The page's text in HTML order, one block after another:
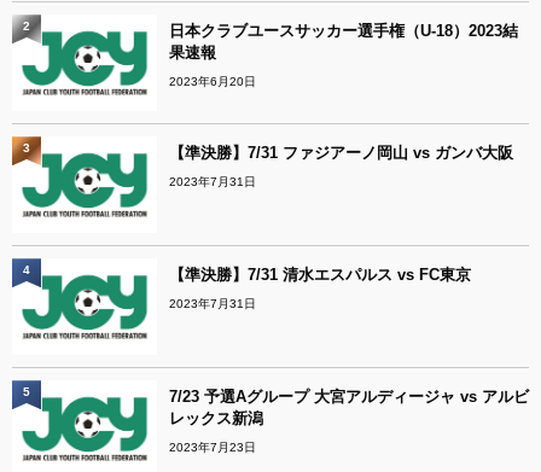
日本クラブユースサッカー選手権（U-18）2023結
果速報
2023年6月20日
2
【準決勝】7/31 ファジアーノ岡山 vs ガンバ大阪
2023年7月31日
3
【準決勝】7/31 清水エスパルス vs FC東京
2023年7月31日
4
7/23 予選Aグループ 大宮アルディージャ vs アルビ
レックス新潟
2023年7月23日
5